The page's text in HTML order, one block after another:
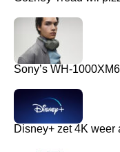
Sony’s WH-
Disney+ zet 4K weer